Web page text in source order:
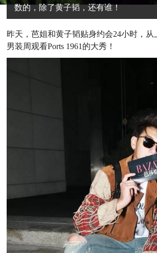
数的，除了黄子韬，还有谁！
昨天，芭姐和黄子韬贴身约会24小时，从
男装周观看Ports 1961的大秀！